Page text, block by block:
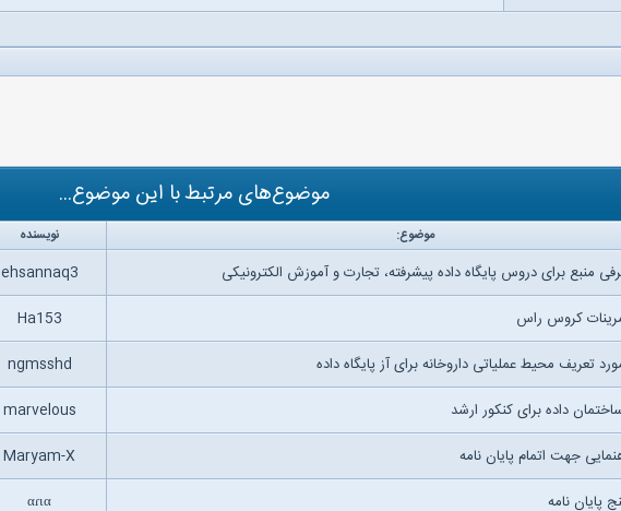
موضوع‌های مرتبط با این موضوع...
موضوع: نویسنده
منبع برای دروس پایگاه داده پیشرفته، تجارت و آموزش الکترونیکی ehsannaq3
کروس راس Ha153
تعریف محیط عملیاتی داروخانه برای آز پایگاه داده ngmsshd
داده برای کنکور ارشد marvelous
جهت اتمام پایان نامه Maryam-X
پایان نامه αɾια